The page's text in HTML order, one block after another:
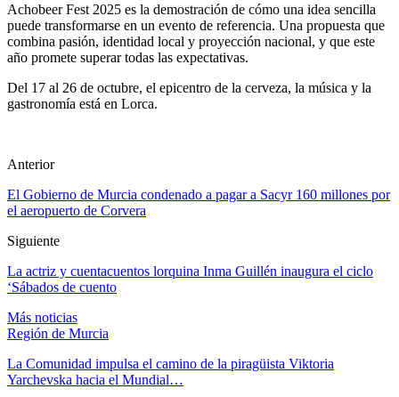
Achobeer Fest 2025 es la demostración de cómo una idea sencilla
puede transformarse en un evento de referencia. Una propuesta que
combina pasión, identidad local y proyección nacional, y que este
año promete superar todas las expectativas.
Del 17 al 26 de octubre, el epicentro de la cerveza, la música y la
gastronomía está en Lorca.
Anterior
El Gobierno de Murcia condenado a pagar a Sacyr 160 millones por
el aeropuerto de Corvera
Siguiente
La actriz y cuentacuentos lorquina Inma Guillén inaugura el ciclo
‘Sábados de cuento
Más noticias
Región de Murcia
La Comunidad impulsa el camino de la piragüista Viktoria
Yarchevska hacia el Mundial…